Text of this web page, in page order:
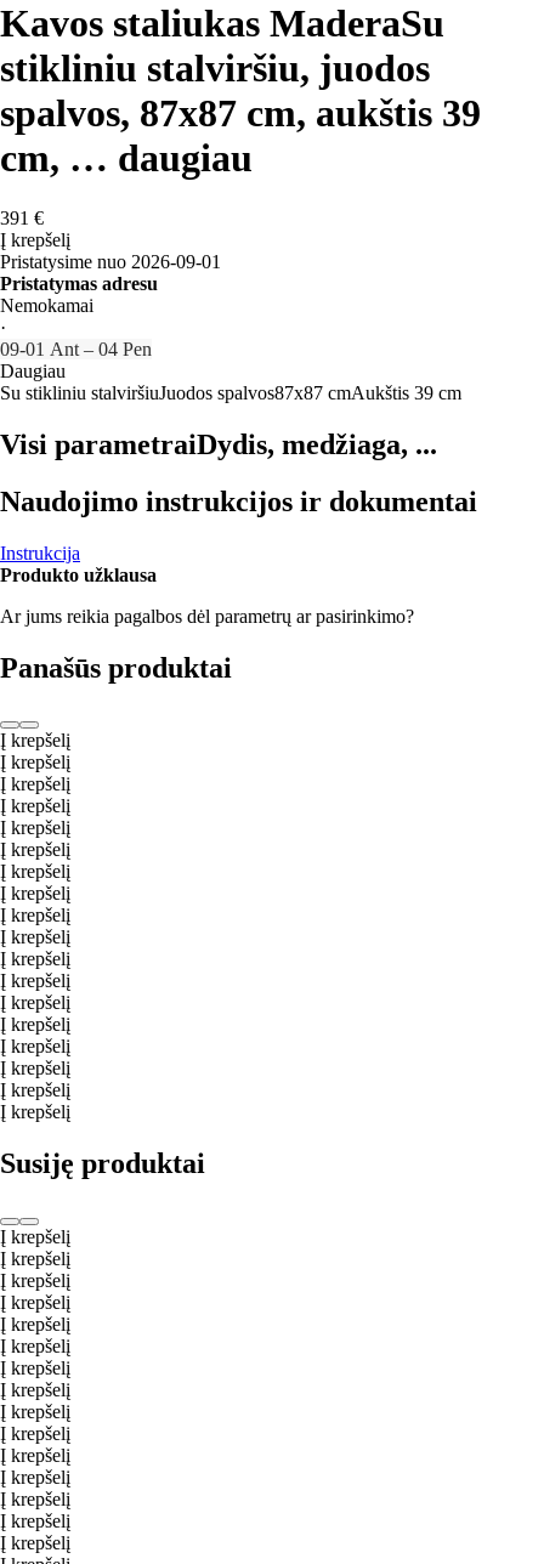
Kavos staliukas MaderaSu
stikliniu stalviršiu, juodos
spalvos, 87x87 cm, aukštis 39
cm, … daugiau
391 €
Į krepšelį
Pristatysime nuo 2026‑09‑01
Pristatymas adresu
Nemokamai
·
09‑01 Ant – 04 Pen
Daugiau
Su stikliniu stalviršiuJuodos spalvos87x87 cmAukštis 39 cm
Visi parametraiDydis, medžiaga, ...
Naudojimo instrukcijos ir dokumentai
Instrukcija
Produkto užklausa
Ar jums reikia pagalbos dėl parametrų ar pasirinkimo?
Panašūs produktai
Į krepšelį
Į krepšelį
Į krepšelį
Į krepšelį
Į krepšelį
Į krepšelį
Į krepšelį
Į krepšelį
Į krepšelį
Į krepšelį
Į krepšelį
Į krepšelį
Į krepšelį
Į krepšelį
Į krepšelį
Į krepšelį
Į krepšelį
Į krepšelį
Susiję produktai
Į krepšelį
Į krepšelį
Į krepšelį
Į krepšelį
Į krepšelį
Į krepšelį
Į krepšelį
Į krepšelį
Į krepšelį
Į krepšelį
Į krepšelį
Į krepšelį
Į krepšelį
Į krepšelį
Į krepšelį